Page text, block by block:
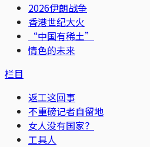
2026伊朗战争
香港世纪大火
“中国有稀土”
情色的未来
栏目
返工这回事
不重磅记者自留地
女人没有国家？
工具人